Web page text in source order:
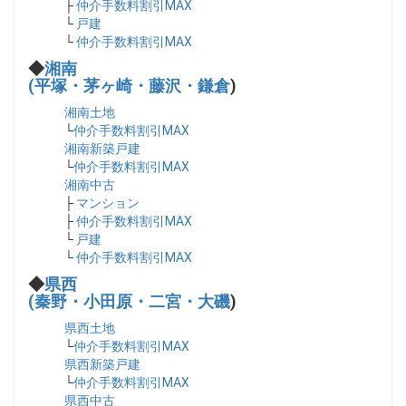
├仲介手数料割引MAX
└ 戸建
└仲介手数料割引MAX
◆湘南
(平塚・茅ヶ崎・藤沢・鎌倉)
湘南土地
└仲介手数料割引MAX
湘南新築戸建
└仲介手数料割引MAX
湘南中古
├ マンション
├仲介手数料割引MAX
└ 戸建
└仲介手数料割引MAX
◆県西
(秦野・小田原・二宮・大磯)
県西土地
└仲介手数料割引MAX
県西新築戸建
└仲介手数料割引MAX
県西中古